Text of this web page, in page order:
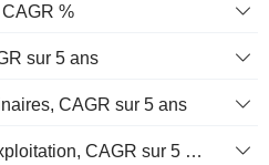
%
sur 5 ans
CAGR sur 5 ans
Flux de trésorerie d’exploitation, CAGR sur 5 ans